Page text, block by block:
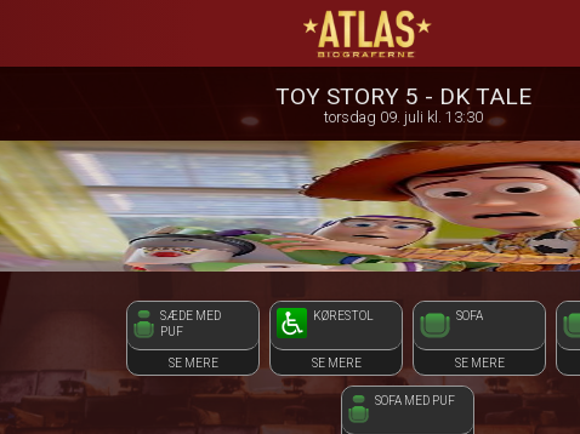
ATLAS Biograferne
TOY STORY 5 - DK TALE
torsdag 09. juli kl. 13:30
SÆDE MED
PUF
SE MERE
KØRESTOL
SE MERE
SOFA
SE MERE
SOFA MED PUF
1step-front02 113949